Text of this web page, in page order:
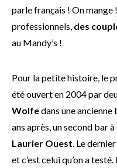
parle français ! On mange
professionnels, des
au Mandy’s !
Pour la petite histoire, le
été ouvert en 2004 par
Wolfedans une
ans après, un second bar
Laurier Ouest . Le
et c’est celui qu’on a